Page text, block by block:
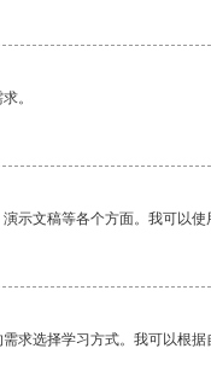
。
示文稿等各个方面。我可以使
求选择学习方式。我可以根据